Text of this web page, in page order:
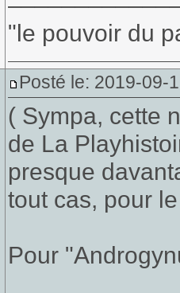
"le pouvoir du
Posté le: 2019-09-
( Sympa, cette
de La
presque
tout cas, pour
Pour